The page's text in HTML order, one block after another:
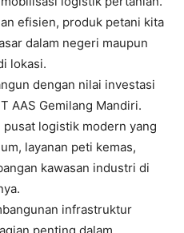
efisien, produk petani kita
dalam negeri maupun
lokasi.
dengan nilai investasi
AAS Gemilang Mandiri.
logistik modern yang
layanan peti kemas,
kawasan industri di
infrastruktur
penting dalam